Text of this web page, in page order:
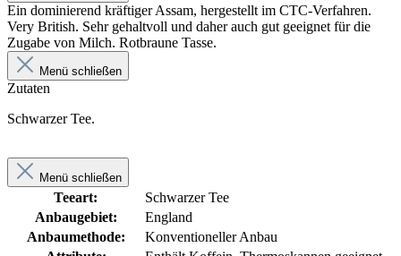
Ein dominierend kräftiger Assam, hergestellt im CTC-Verfahren.
Very British. Sehr gehaltvoll und daher auch gut geeignet für die
Zugabe von Milch. Rotbraune Tasse.
Menü schließen
Zutaten
Schwarzer Tee.
Menü schließen
Teeart:
Schwarzer Tee
Anbaugebiet:
England
Anbaumethode:
Konventioneller Anbau